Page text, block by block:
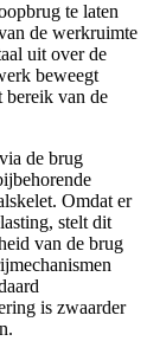
te laten
de werkruimte
uit over de
beweegt
bereik van de
de brug
Omdat er
stelt dit
van de brug
is zwaarder